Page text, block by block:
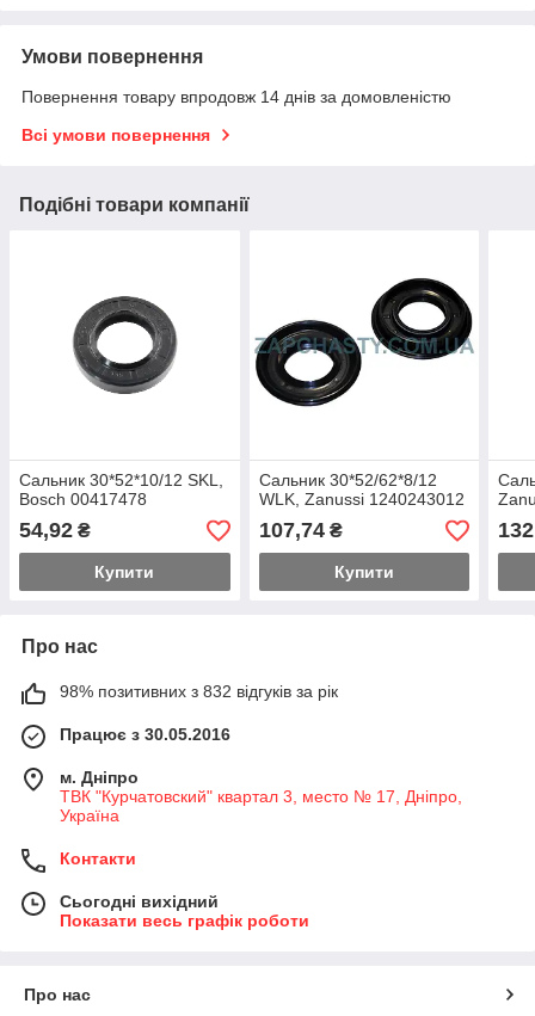
Умови повернення
Повернення товару впродовж 14 днів за домовленістю
Всі умови повернення
Подібні товари компанії
Сальник 30*52*10/12 SKL,
Bosch 00417478
54,92 ₴
Купити
Сальник 30*52/62*8/12
WLK, Zanussi 1240243012
107,74₴
Купити
Про нас
98% позитивних з 832 відгуків за рік
Працює з 30.05.2016
м. Дніпро
ТВК "Курчатовский" квартал 3, место № 17, Дніпро,
Україна
Контакти
Сьогодні вихідний
Показати весь графік роботи
Про нас